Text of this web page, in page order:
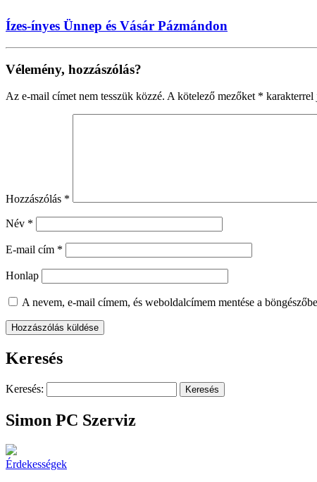
Ízes-ínyes Ünnep és Vásár Pázmándon
Vélemény, hozzászólás?
Az e-mail címet nem tesszük közzé. A kötelező mezőket *
Hozzászólás *
Név *
E-mail cím *
Honlap
A nevem, e-mail címem, és weboldalcímem mentése a
Keresés
Keresés:
Simon PC Szerviz
Érdekességek